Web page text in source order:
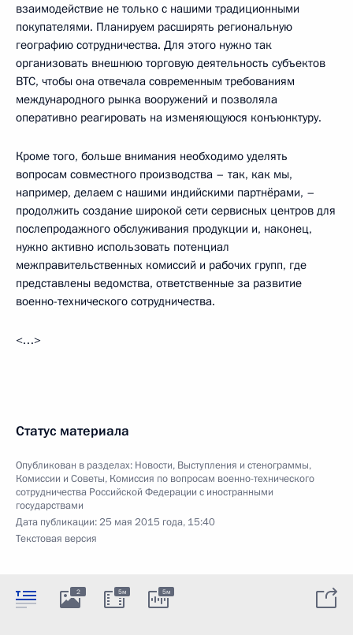
взаимодействие не только с нашими традиционными
покупателями. Планируем расширять региональную
географию сотрудничества. Для этого нужно так
организовать внешнюю торговую деятельность субъектов
ВТС, чтобы она отвечала современным требованиям
международного рынка вооружений и позволяла
оперативно реагировать на изменяющуюся конъюнктуру.
Кроме того, больше внимания необходимо уделять
вопросам совместного производства – так, как мы,
например, делаем с нашими индийскими партнёрами, –
продолжить создание широкой сети сервисных центров для
послепродажного обслуживания продукции и, наконец,
нужно активно использовать потенциал
межправительственных комиссий и рабочих групп, где
представлены ведомства, ответственные за развитие
военно-технического сотрудничества.
<…>
Статус материала
Опубликован в разделах: Новости, Выступления и стенограммы,
Комиссии и Советы, Комиссия по вопросам военно-технического
сотрудничества Российской Федерации с иностранными
государствами
Дата публикации:25 мая 2015 года, 15:40
Текстовая версия
2 5м 5м